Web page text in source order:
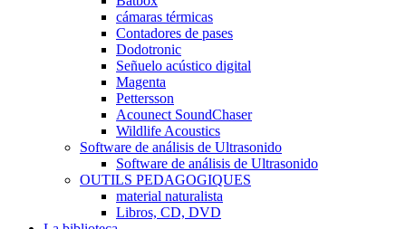
cámaras térmicas
Contadores de pases
Dodotronic
Señuelo acústico digital
Magenta
Pettersson
Acounect SoundChaser
Wildlife Acoustics
Software de análisis de Ultrasonido
Software de análisis de Ultrasonido
OUTILS PEDAGOGIQUES
material naturalista
Libros, CD, DVD